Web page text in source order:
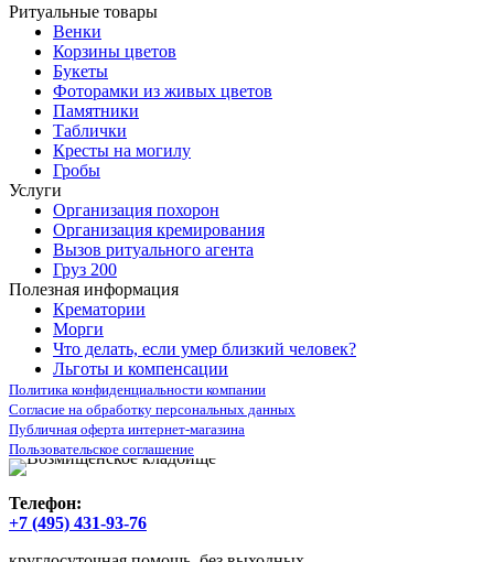
Ритуальные товары
Венки
Корзины цветов
Букеты
Фоторамки из живых цветов
Памятники
Таблички
Кресты на могилу
Гробы
Услуги
Организация похорон
Организация кремирования
Вызов ритуального агента
Груз 200
Полезная информация
Крематории
Морги
Что делать, если умер близкий человек?
Льготы и компенсации
Политика конфиденциальности компании
Согласие на обработку персональных данных
Публичная оферта интернет-магазина
Пользовательское соглашение
Телефон:
+7 (495) 431-93-76